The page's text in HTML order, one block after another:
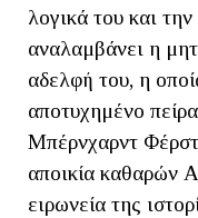
λογικά του και
αναλαμβάνει η
αδελφή του, η
αποτυχημένο
Μπέρνχαρντ
αποικία καθαρών
ειρωνεία της